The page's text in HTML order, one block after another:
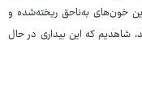
خون‌های به‌ناحق ریخته‌شده و
شاهدیم که این بیداری در حال